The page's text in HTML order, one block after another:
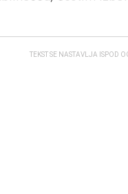
TEKST SE NASTAVLJA ISPOD